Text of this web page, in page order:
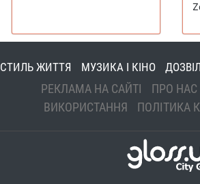
СТИЛЬ ЖИТТЯ МУЗИКА І КІНО
РЕКЛАМА НА САЙТІ ПРО НАС
ВИКОРИСТАННЯ
ПОЛІТИКА